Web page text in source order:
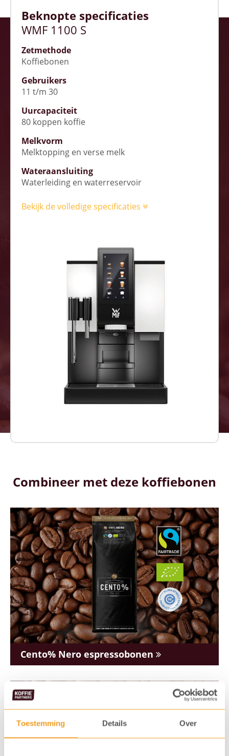
Toestemming Details Over
Beknopte specificaties
WMF 1100 S
Zetmethode
Koffiebonen
Gebruikers
11 t/m 30
Uurcapaciteit
80 koppen koffie
Melkvorm
Melktopping en verse melk
Wateraansluiting
Waterleiding en waterreservoir
Bekijk de volledige specificaties
Combineer met deze koffiebonen
Cento% Nero espressobonen